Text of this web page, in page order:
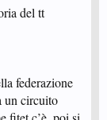
del tt
federazione
un circuito